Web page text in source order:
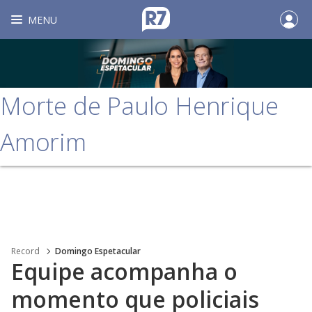
MENU
Morte de Paulo Henrique
Amorim
Record Domingo Espetacular
Equipe acompanha o
momento que policiais